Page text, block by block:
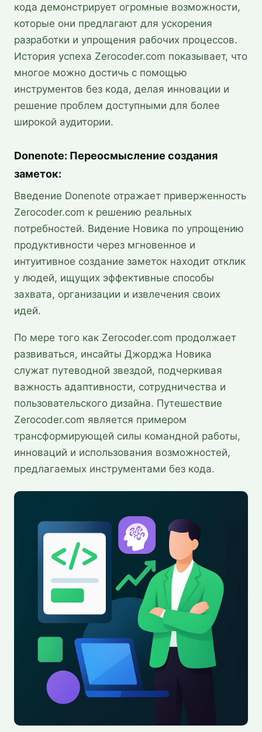
кода демонстрирует огромные возможности,
которые они предлагают для ускорения
разработки и упрощения рабочих процессов.
История успеха Zerocoder.com показывает, что
многое можно достичь с помощью
инструментов без кода, делая инновации и
решение проблем доступными для более
широкой аудитории.
Donenote: Переосмысление создания
заметок:
Введение Donenote отражает приверженность
Zerocoder.com к решению реальных
потребностей. Видение Новика по упрощению
продуктивности через мгновенное и
интуитивное создание заметок находит отклик
у людей, ищущих эффективные способы
захвата, организации и извлечения своих
идей.
По мере того как Zerocoder.com продолжает
развиваться, инсайты Джорджа Новика
служат путеводной звездой, подчеркивая
важность адаптивности, сотрудничества и
пользовательского дизайна. Путешествие
Zerocoder.com является примером
трансформирующей силы командной работы,
инноваций и использования возможностей,
предлагаемых инструментами без кода.